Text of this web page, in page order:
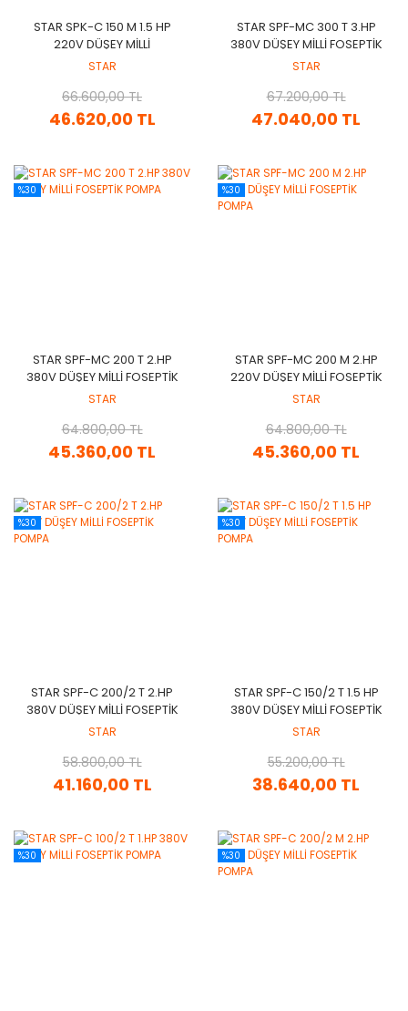
STAR SPK-C 150 M 1.5 HP
220V DÜŞEY MİLLİ
PARÇALAYICI BIÇAKLI
STAR
46.620,00 TL
66.600,00 TL
STAR SPF-MC 300 T 3.HP
380V DÜŞEY MİLLİ FOSEPTİK
POMPA
STAR
47.040,00 TL
67.200,00 TL
%30
STAR SPF-MC 200 T 2.HP
380V DÜŞEY MİLLİ FOSEPTİK
POMPA
STAR
45.360,00 TL
64.800,00 TL
%30
STAR SPF-MC 200 M 2.HP
220V DÜŞEY MİLLİ FOSEPTİK
POMPA
STAR
45.360,00 TL
64.800,00 TL
%30
STAR SPF-C 200/2 T 2.HP
380V DÜŞEY MİLLİ FOSEPTİK
POMPA
STAR
41.160,00 TL
58.800,00 TL
%30
STAR SPF-C 150/2 T 1.5 HP
380V DÜŞEY MİLLİ FOSEPTİK
POMPA
STAR
38.640,00 TL
55.200,00 TL
%30 %30